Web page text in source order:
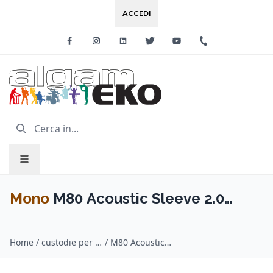
ACCEDI
FacebookInstagramLinkedinTwitter Youtube
Mono M80 Acoustic Sleeve 2.0
Home / custodie per chitarra / Mono / M80 Acoustic Sleeve 2.0 Burnt Orange